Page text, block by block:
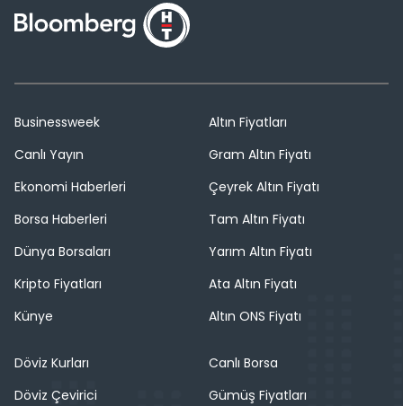
Businessweek
Canlı Yayın
Ekonomi Haberleri
Borsa Haberleri
Dünya Borsaları
Kripto Fiyatları
Künye
Altın Fiyatları
Gram Altın Fiyatı
Çeyrek Altın Fiyatı
Tam Altın Fiyatı
Yarım Altın Fiyatı
Ata Altın Fiyatı
Altın ONS Fiyatı
Döviz Kurları
Döviz Çevirici
Canlı Borsa
Gümüş Fiyatları